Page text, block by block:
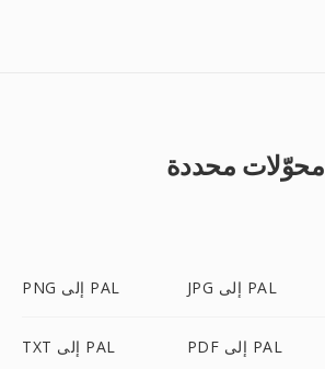
محوّلات محددة
PNG إلى PAL JPG إلى PAL
TXT إلى PAL PDF إلى PAL